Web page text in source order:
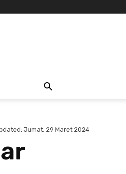
Jumat, 29 Maret 2024